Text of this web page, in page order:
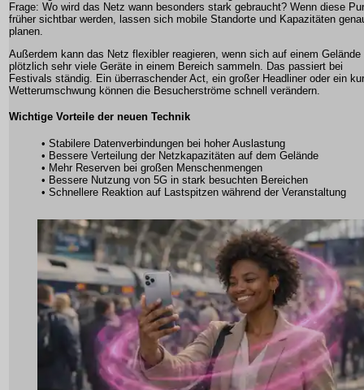
Frage: Wo wird das Netz wann besonders stark gebraucht? Wenn diese
früher sichtbar werden, lassen sich mobile Standorte und Kapazitäten
planen.
Außerdem kann das Netz flexibler reagieren, wenn sich auf einem Gelände
plötzlich sehr viele Geräte in einem Bereich sammeln. Das passiert bei
Festivals ständig. Ein überraschender Act, ein großer Headliner oder ein
Wetterumschwung können die Besucherströme schnell verändern.
Wichtige Vorteile der neuen Technik
• Stabilere Datenverbindungen bei hoher Auslastung
• Bessere Verteilung der Netzkapazitäten auf dem Gelände
• Mehr Reserven bei großen Menschenmengen
• Bessere Nutzung von 5G in stark besuchten Bereichen
• Schnellere Reaktion auf Lastspitzen während der Veranstaltung